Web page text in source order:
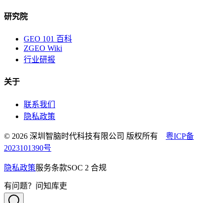
研究院
GEO 101 百科
ZGEO Wiki
行业研报
关于
联系我们
隐私政策
© 2026 深圳智脑时代科技有限公司 版权所有 粤ICP备
2023101390号
隐私政策服务条款SOC 2 合规
有问题？问知库吏